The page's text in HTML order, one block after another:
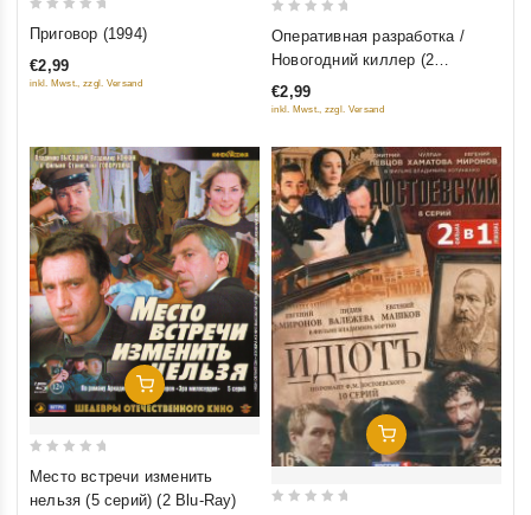
out
of
Приговор (1994)
€2,99
inkl. Mwst., zzgl. Versand
5
Оперативная разработка /
Новогодний киллер (2
фильма)
€2,99
inkl. Mwst., zzgl. Versand
Добавить В Корзину
Место встречи изменить
нельзя (5 серий) (2 Blu-Ray)
Добавить В Корзину